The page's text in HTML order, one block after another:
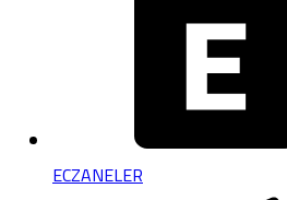
ECZANELER